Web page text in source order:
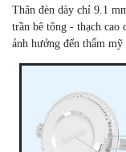
Thân đèn dày chỉ 9.1
trần bê tông - thạch cao
ảnh hưởng đến thẩm